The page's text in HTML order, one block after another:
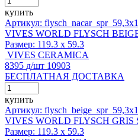
купить
Артикул:
VIVES WORLD FLYSCH
Размер: 119.3 x 59.3
VIVES CERAMICA
8395 д/шт 10903
БЕСПЛАТНАЯ ДОСТАВКА
купить
Артикул:
VIVES WORLD FLYSCH GRIS
Размер: 119.3 x 59.3